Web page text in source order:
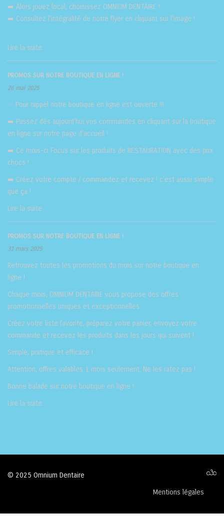
➡️ Alors jouez local, choisissez OMNIUM DENTAIRE !
➡️ Consultez l'intégralité de notre flyer en cliquant sur l'image !
Lire la suite...
PROMOS SUR NOTRE BOUTIQUE EN LIGNE !
26 mai 2025
✅ Pour rappel notre boutique en ligne est ouverte !!!
➡️ Passez dès aujourd'hui vos commandes en cliquant sur la boutique
en ligne sur notre page d'accueil !
➡️ Ce mois-ci Focus sur les produits de RESTAURATION avec des prix
chocs !
➡️ Créez votre compte / commandez et recevez ! c'est aussi simple
que ça !
Lire la suite...
PROMOS SUR NOTRE BOUTIQUE EN LIGNE !
31 mars 2025
Retrouvez toutes les promotions du mois sur notre boutique en
ligne !
Chaque mois, OMNIUM DENTAIRE vous propose des offres
promotionnelles uniques et exceptionnelles.
Créez votre liste favorite, préparez votre panier, envoyez votre
commande et recevez les produits dans les jours qui suivent !
Simple, pratique et efficace !
Attention, offres valables 1 mois seulement. Ne les ratez pas !
Bonne balade sur notre boutique en ligne !
Lire la suite...
© 2025 Omnium Dentaire
Mentions légales